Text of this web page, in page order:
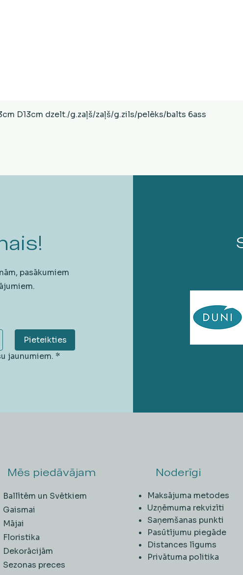
Ātrais skats
D13cm dzelt./g.zaļš/zaļš/g.zils/pelēks/balts 6ass
pasākumiem
Pieteikties
jaunumiem. *
Mēs piedāvājam
Ballītēm un Svētkiem
Gaismai
Mājai
Floristika
Dekorācijām
Sezonas preces
Noderīgi
Maksājuma metodes
Uzņēmuma rekvizīti
Saņemšanas punkti
Pasūtījumu piegāde
Distances līgums
Privātuma politika